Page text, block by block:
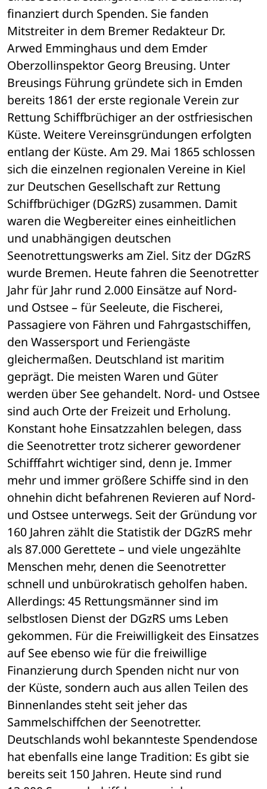
finanziert durch Spenden. Sie fanden
Mitstreiter in dem Bremer Redakteur Dr.
Arwed Emminghaus und dem Emder
Oberzollinspektor Georg Breusing. Unter
Breusings Führung gründete sich in Emden
bereits 1861 der erste regionale Verein zur
Rettung Schiffbrüchiger an der ostfriesischen
Küste. Weitere Vereinsgründungen erfolgten
entlang der Küste. Am 29. Mai 1865 schlossen
sich die einzelnen regionalen Vereine in Kiel
zur Deutschen Gesellschaft zur Rettung
Schiffbrüchiger (DGzRS) zusammen. Damit
waren die Wegbereiter eines einheitlichen
und unabhängigen deutschen
Seenotrettungswerks am Ziel. Sitz der DGzRS
wurde Bremen. Heute fahren die Seenotretter
Jahr für Jahr rund 2.000 Einsätze auf Nord-
und Ostsee – für Seeleute, die Fischerei,
Passagiere von Fähren und Fahrgastschiffen,
den Wassersport und Feriengäste
gleichermaßen. Deutschland ist maritim
geprägt. Die meisten Waren und Güter
werden über See gehandelt. Nord- und Ostsee
sind auch Orte der Freizeit und Erholung.
Konstant hohe Einsatzzahlen belegen, dass
die Seenotretter trotz sicherer gewordener
Schifffahrt wichtiger sind, denn je. Immer
mehr und immer größere Schiffe sind in den
ohnehin dicht befahrenen Revieren auf Nord-
und Ostsee unterwegs. Seit der Gründung vor
160 Jahren zählt die Statistik der DGzRS mehr
als 87.000 Gerettete – und viele ungezählte
Menschen mehr, denen die Seenotretter
schnell und unbürokratisch geholfen haben.
Allerdings: 45 Rettungsmänner sind im
selbstlosen Dienst der DGzRS ums Leben
gekommen. Für die Freiwilligkeit des Einsatzes
auf See ebenso wie für die freiwillige
Finanzierung durch Spenden nicht nur von
der Küste, sondern auch aus allen Teilen des
Binnenlandes steht seit jeher das
Sammelschiffchen der Seenotretter.
Deutschlands wohl bekannteste Spendendose
hat ebenfalls eine lange Tradition: Es gibt sie
bereits seit 150 Jahren. Heute sind rund